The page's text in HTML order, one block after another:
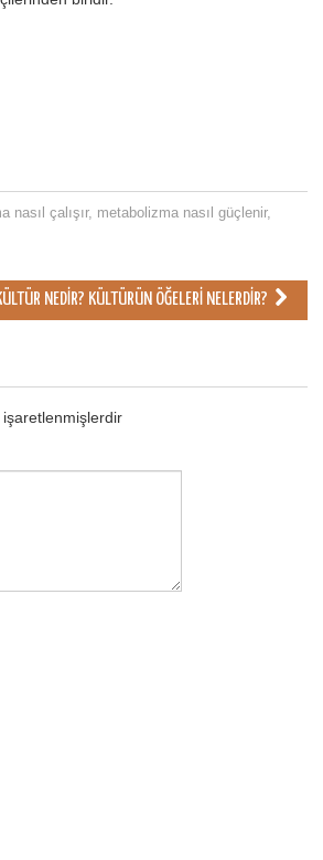
nasıl çalışır, metabolizma nasıl güçlenir,
NEDIR? KÜLTÜRÜN ÖĞELERI NELERDIR?
işaretlenmişlerdir